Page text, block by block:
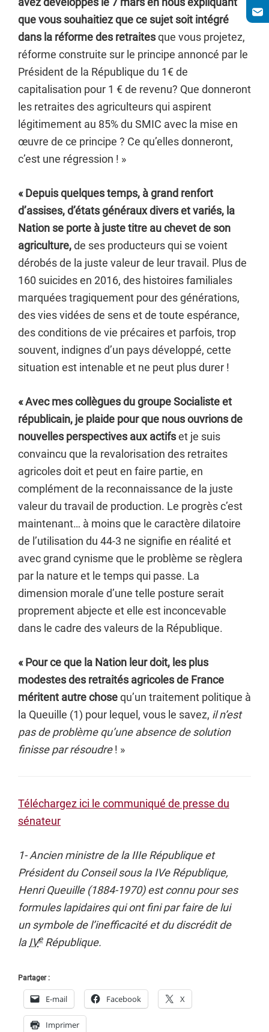
que vous souhaitiez que ce sujet soit intégré
dans la réforme des retraitesque vous projetez,
réforme construite sur le principe annoncé par le
Président de la République du 1€ de
capitalisation pour 1 € de revenu? Que donneront
les retraites des agriculteurs qui aspirent
légitimement au 85% du SMIC avec la mise en
œuvre de ce principe ? Ce qu’elles donneront,
c’est une régression ! »
« Depuis quelques temps, à grand renfort
d’assises, d’états généraux divers et variés, la
Nation se porte à juste titre au chevet de son
agriculture,de ses producteurs qui se voient
dérobés de la juste valeur de leur travail. Plus de
160 suicides en 2016, des histoires familiales
marquées tragiquement pour des générations,
des vies vidées de sens et de toute espérance,
des conditions de vie précaires et parfois, trop
souvent, indignes d’un pays développé, cette
situation est intenable et ne peut plus durer !
« Avec mes collègues du groupe Socialiste et
républicain, je plaide pour que nous ouvrions de
nouvelles perspectives aux actifset je suis
convaincu que la revalorisation des retraites
agricoles doit et peut en faire partie, en
complément de la reconnaissance de la juste
valeur du travail de production. Le progrès c’est
maintenant… à moins que le caractère dilatoire
de l’utilisation du 44-3 ne signifie en réalité et
avec grand cynisme que le problème se règlera
par la nature et le temps qui passe. La
dimension morale d’une telle posture serait
proprement abjecte et elle est inconcevable
dans le cadre des valeurs de la République.
« Pour ce que la Nation leur doit, les plus
modestes des retraités agricoles de France
méritent autre chosequ’un traitement politique à
la Queuille (1) pour lequel, vous le savez, il n’est
pas de problème qu’une absence de solution
finisse par résoudre! »
Téléchargez ici le communiqué de presse du
sénateur
1- Ancien ministre de la IIIe République et
Président du Conseil sous la IVe République,
Henri Queuille (1884-1970) est connu pour ses
formules lapidaires qui ont fini par faire de lui
un symbole de l’inefficacité et du discrédit de
la IVeRépublique.
Partager :
E-mail Facebook X
Imprimer